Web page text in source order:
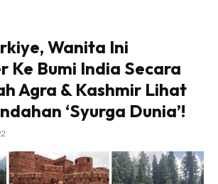
Wanita Ini
Ke Bumi India Secara
Agra & Kashmir Lihat
‘Syurga Dunia’!